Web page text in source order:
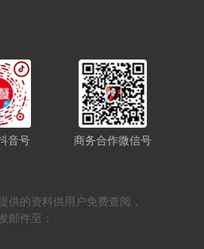
音号 商务合作微信号
的资料供用户免费查阅，
邮件至：